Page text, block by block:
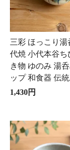
三彩 ほっこり湯
代焼 小代本谷ち
き物 ゆのみ 湯
ップ 和食器 伝
1,430円